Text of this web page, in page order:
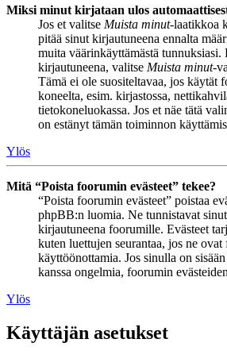
Miksi minut kirjataan ulos
Jos et valitse Muista minut-laatikkoa
pitää sinut kirjautuneena ennalta
muita väärinkäyttämästä tunnuksiasi.
kirjautuneena, valitse Muista minut-
Tämä ei ole suositeltavaa, jos käytät
koneelta, esim. kirjastossa,
tietokoneluokassa. Jos et näe tätä
on estänyt tämän toiminnon
Ylös
Mitä “Poista foorumin evästeet” tekee?
“Poista foorumin evästeet” poistaa
phpBB:n luomia. Ne tunnistavat
kirjautuneena foorumille. Evästeet
kuten luettujen seurantaa, jos ne
käyttöönottamia. Jos sinulla on
kanssa ongelmia, foorumin
Ylös
Käyttäjän asetukset